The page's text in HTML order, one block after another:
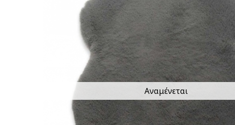
Αναμένεται